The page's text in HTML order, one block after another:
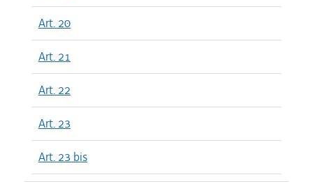
Art. 20
Art. 21
Art. 22
Art. 23
Art. 23 bis